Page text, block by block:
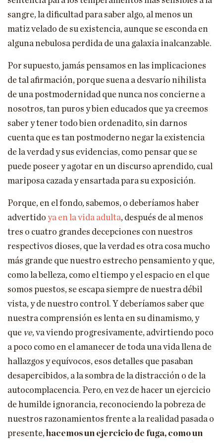
sangre, la dificultad para saber algo, al menos un
matiz velado de su existencia, aunque se esconda en
alguna nebulosa perdida de una galaxia inalcanzable.
Por supuesto, jamás pensamos en las implicaciones
de tal afirmación, porque suena a desvarío nihilista
de una postmodernidad que nunca nos concierne a
nosotros, tan puros y bien educados que ya creemos
saber y tener todo bien ordenadito, sin darnos
cuenta que es tan postmoderno negar la existencia
de la verdad y sus evidencias, como pensar que se
puede poseer y agotar en un discurso aprendido, cual
mariposa cazada y ensartada para su exposición.
Porque, en el fondo, sabemos, o deberíamos haber
advertido ya en la vida adulta, después de al menos
tres o cuatro grandes decepciones con nuestros
respectivos dioses, que la verdad es otra cosa mucho
más grande que nuestro estrecho pensamiento y que,
como la belleza, como el tiempo y el espacio en el que
somos puestos, se escapa siempre de nuestra débil
vista, y de nuestro control. Y deberíamos saber que
nuestra comprensión es lenta en su dinamismo, y
que ve, va viendo progresivamente, advirtiendo poco
a poco como en el amanecer de toda una vida llena de
hallazgos y equívocos, esos detalles que pasaban
desapercibidos, a la sombra de la distracción o de la
autocomplacencia. Pero, en vez de hacer un ejercicio
de humilde ignorancia, reconociendo la pobreza de
nuestros razonamientos frente a la realidad pasada o
presente,hacemos un ejercicio de fuga, como un